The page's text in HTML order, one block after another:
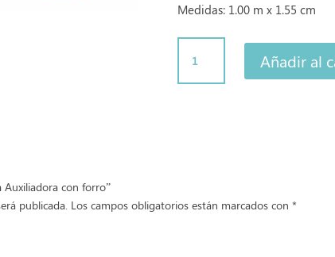
Medidas: 1.00 m x 1.55 cm
María
Auxiliadora
Añadir al
Auxiliadora con forro”
publicada. Los campos obligatorios están marcados con *